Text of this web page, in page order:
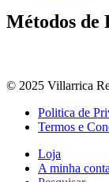
Métodos de
© 2025 Villarrica
Politica de
Termos e
Loja
A minha